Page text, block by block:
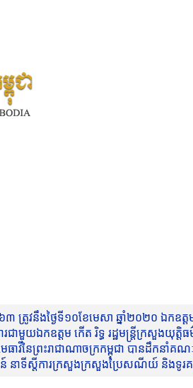
រូវនឹងថ្ងៃទី១០ខែមេសា ឆ្នាំ២០២០ ឯកឧត្
មួយឯកឧត្តម កើត រិទ្ធ រដ្ឋមន្ត្រីក្រសួងយុ
នៃព្រះរាជាណាចក្រកម្ពុជា បានដឹកនាំគ
ន៍ នាទីស្តីការក្រសួងក្រសួងប្រៃសណីយ៍ និងទូរ